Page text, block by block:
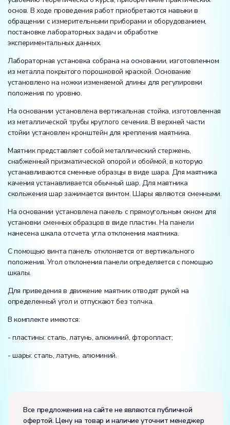
основ. В ходе проведения работ приобретаются навыки в
обращении с измерительными приборами и оборудованием,
постановке лабораторных задач и обработке
экспериментальных данных.
Лабораторная установка собрана на основании, изготовленном
из металла покрытого порошковой краской. Основание
установлено на ножки изменяемой длины для регулировки
положения по уровню.
На основании установлена вертикальная стойка, изготовленная
из металлической трубы круглого сечения. В верхней части
стойки установлен кронштейн для крепления маятника.
Маятник представляет собой металлический стержень,
снабженный призматической опорой и обоймой, в которую
устанавливаются сменные образцы в виде шара. Для маятника
качения устанавливается обычный шар. Для маятника
скольжения шар зажимается винтом. Шары являются сменными.
На основании установлена панель с прямоугольным окном для
установки сменных образцов в виде пластин. На панели
нанесена шкала отсчета угла отклонения маятника.
С помощью винта панель отклоняется от вертикального
положения. Угол отклонения панели определяется с помощью
шкалы.
Для приведения в движение маятник отводят рукой на
определенный угол и отпускают без толчка.
В комплекте имеются:
- пластины: сталь, латунь, алюминий, фторопласт;
- шары: сталь, латунь, алюминий.
частота, Гц:50
Все предложения на сайте не являются публичной
офертой. Цену на товар и наличие уточнит менеджер